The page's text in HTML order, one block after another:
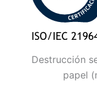
Destrucción
papel